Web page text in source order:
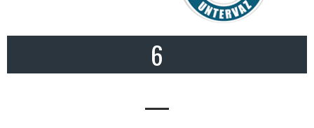
6
—